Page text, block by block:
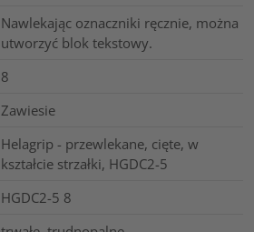
Nawlekając oznaczniki ręcznie, można
utworzyć blok tekstowy.
8
Zawiesie
Helagrip - przewlekane, cięte, w
kształcie strzałki, HGDC2-5
HGDC2-5 8